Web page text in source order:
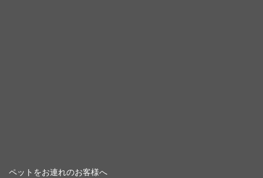
ペットをお連れのお客様へ